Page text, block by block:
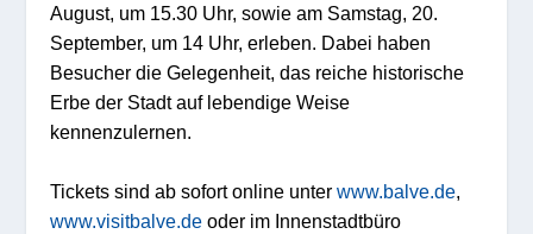
August, um 15.30 Uhr, sowie am Samstag, 20.
September, um 14 Uhr, erleben. Dabei haben
Besucher die Gelegenheit, das reiche historische
Erbe der Stadt auf lebendige Weise
kennenzulernen.
Tickets sind ab sofort online unterwww.balve.de,
www.visitbalve.de oder im Innenstadtbüro